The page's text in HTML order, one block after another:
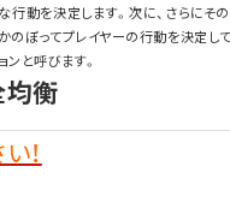
行動を決定します。次に、さらにそ
のぼってプレイヤーの行動を決定し
と呼びます。
衡
！